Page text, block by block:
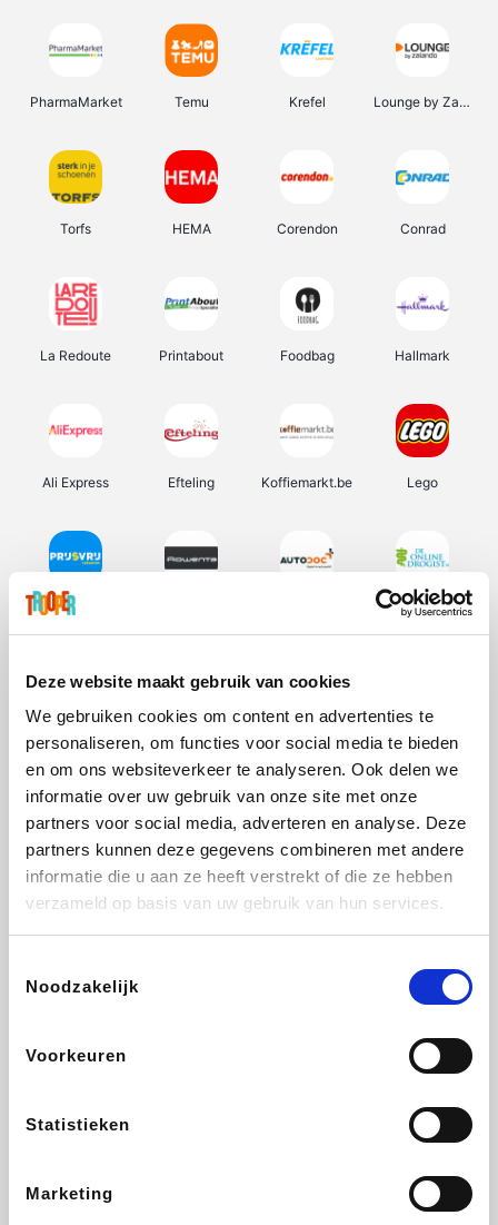
Deze website maakt gebruik van cookies
We gebruiken cookies om content en advertenties te
personaliseren, om functies voor social media te bieden
en om ons websiteverkeer te analyseren. Ook delen we
informatie over uw gebruik van onze site met onze
partners voor social media, adverteren en analyse. Deze
partners kunnen deze gegevens combineren met andere
informatie die u aan ze heeft verstrekt of die ze hebben
verzameld op basis van uw gebruik van hun services.
Noodzakelijk
Voorkeuren
Statistieken
Marketing
PharmaMarket Temu Krefel Lounge by Zalando
Torfs HEMA Corendon Conrad
La Redoute Printabout Foodbag Hallmark
Ali Express Efteling Koffiemarkt.be Lego
Prijsvrij De Online Drogist
Vidaxl Plopsa Lampenlicht.be Adidas
All Accor
DectDirect ZEB
SupraBazar